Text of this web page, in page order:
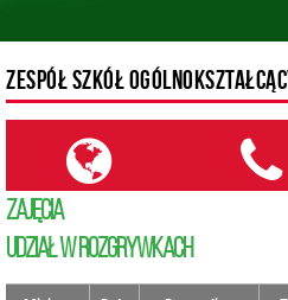
ZESPÓŁ SZKÓŁ
ZAJĘCIA
UDZIAŁ W ROZGRYWKACH